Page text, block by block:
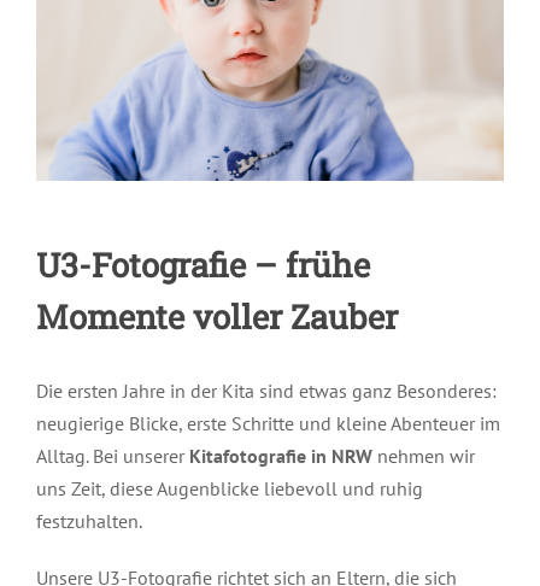
U3-Fotografie – frühe
Momente voller Zauber
Die ersten Jahre in der Kita sind etwas ganz Besonderes:
neugierige Blicke, erste Schritte und kleine Abenteuer im
Alltag. Bei unserer Kitafotografie in NRWnehmen wir
uns Zeit, diese Augenblicke liebevoll und ruhig
festzuhalten.
Unsere U3-Fotografie richtet sich an Eltern, die sich